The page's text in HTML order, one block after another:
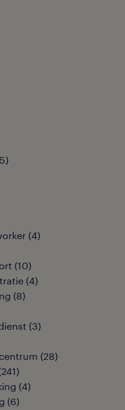
5)
(4)
(10)
(4)
(8)
(3)
(28)
241)
(4)
(6)